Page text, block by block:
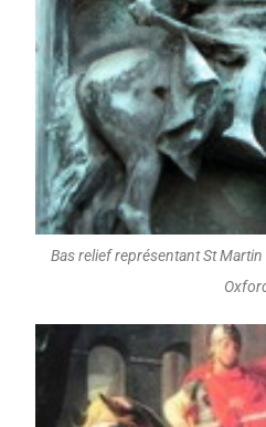
Bas relief représentant St